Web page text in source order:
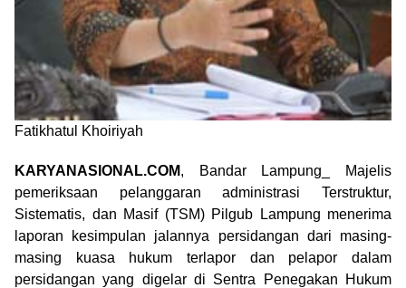
Fatikhatul Khoiriyah
KARYANASIONAL.COM, Bandar Lampung_ Majelis
pemeriksaan pelanggaran administrasi Terstruktur,
Sistematis, dan Masif (TSM) Pilgub Lampung menerima
laporan kesimpulan jalannya persidangan dari masing-
masing kuasa hukum terlapor dan pelapor dalam
persidangan yang digelar di Sentra Penegakan Hukum